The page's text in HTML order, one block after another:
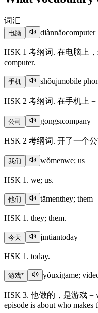
词汇
电脑 diànnǎocomputer
HSK 1 考纲词. 在电脑上，
computer.
手机 shǒujīmobile
HSK 2 考纲词. 在手机上 =
公司 gōngsīcompany
HSK 2 考纲词. 开了一个公
我们 wǒmenwe; us
HSK 1. we; us.
他们 tāmenthey; them
HSK 1. they; them.
今天 jīntiāntoday
HSK 1. today.
游戏* yóuxìgame;
HSK 3. 他做的，是游戏 =
episode is about who makes